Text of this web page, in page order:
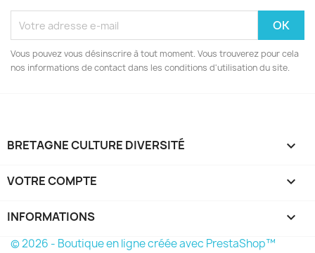
Vous pouvez vous désinscrire à tout moment. Vous trouverez pour cela
nos informations de contact dans les conditions d'utilisation du site.
BRETAGNE CULTURE DIVERSITÉ 
VOTRE COMPTE 
INFORMATIONS keyboard_arrow_down
© 2026 - Boutique en ligne créée avec PrestaShop™